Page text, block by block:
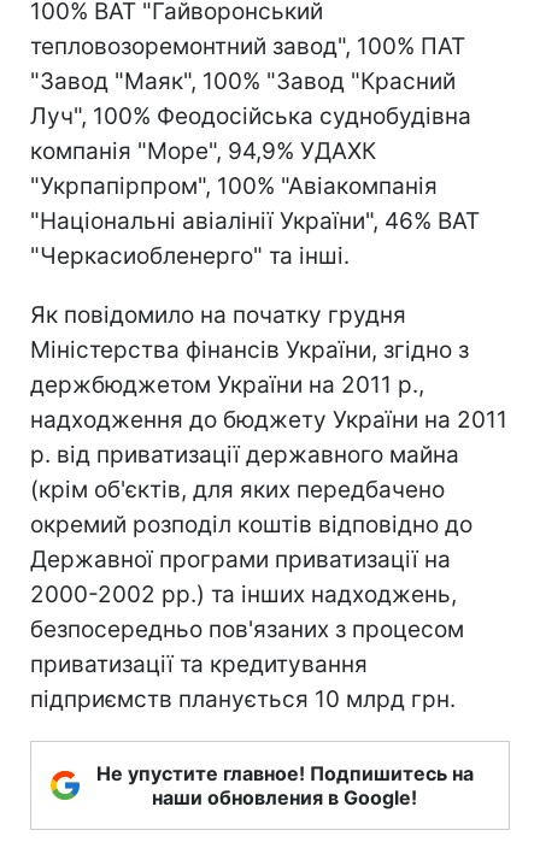
100% ВАТ "Гайворонський
тепловозоремонтний завод", 100% ПАТ
"Завод "Маяк", 100% "Завод "Красний
Луч", 100% Феодосійська суднобудівна
компанія "Море", 94,9% УДАХК
"Укрпапірпром", 100% "Авіакомпанія
"Національні авіалінії України", 46% ВАТ
"Черкасиобленерго" та інші.
Як повідомило на початку грудня
Міністерства фінансів України, згідно з
держбюджетом України на 2011 р.,
надходження до бюджету України на 2011
р. від приватизації державного майна
(крім об'єктів, для яких передбачено
окремий розподіл коштів відповідно до
Державної програми приватизації на
2000-2002 рр.) та інших надходжень,
безпосередньо пов'язаних з процесом
приватизації та кредитування
підприємств планується 10 млрд грн.
Не упустите главное! Подпишитесь на
наши обновления в Google!